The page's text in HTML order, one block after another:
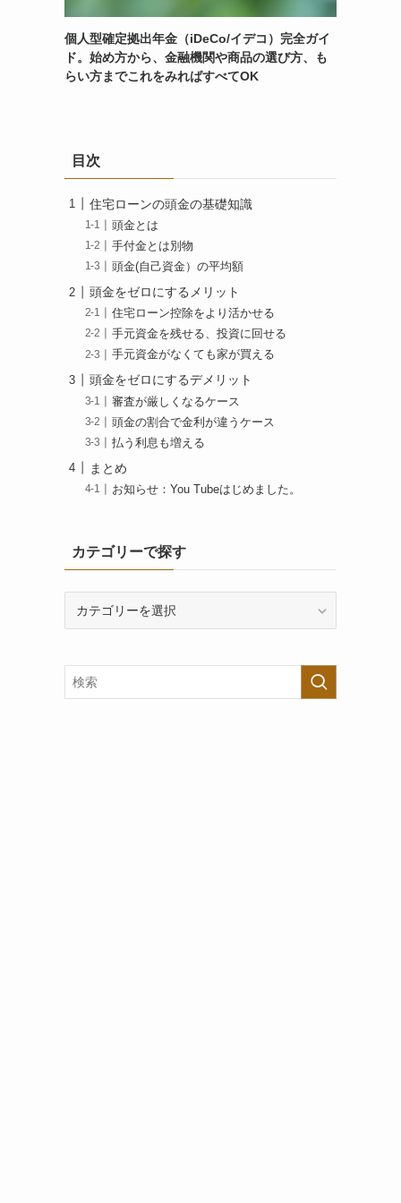
個人型確定拠出年金（iDeCo/イデコ）完全ガイ
ド。始め方から、金融機関や商品の選び方、も
らい方までこれをみればすべてOK
目次
住宅ローンの頭金の基礎知識
頭金とは
手付金とは別物
頭金(自己資金）の平均額
頭金をゼロにするメリット
住宅ローン控除をより活かせる
手元資金を残せる、投資に回せる
手元資金がなくても家が買える
頭金をゼロにするデメリット
審査が厳しくなるケース
頭金の割合で金利が違うケース
払う利息も増える
まとめ
お知らせ：You Tubeはじめました。
カテゴリーで探す
ー
で